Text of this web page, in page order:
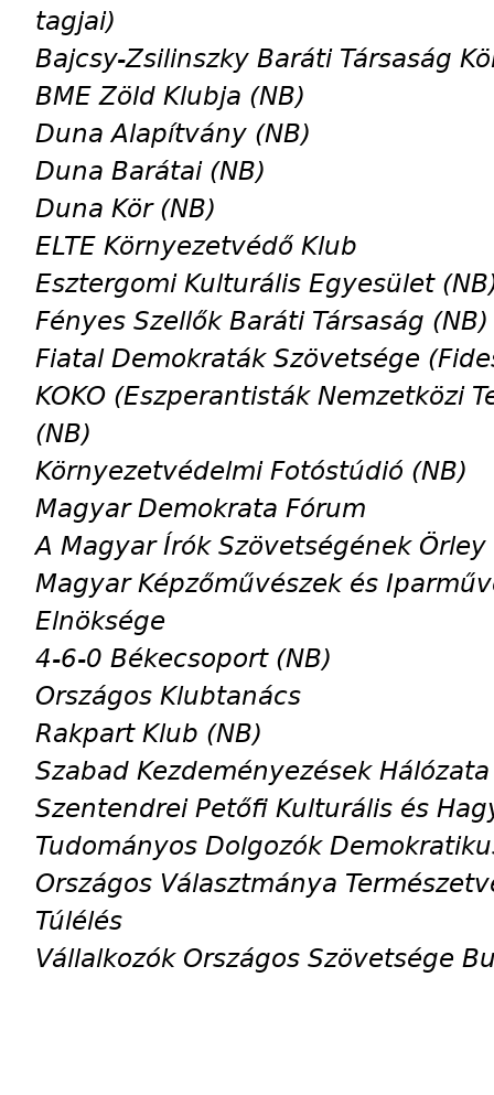
tagjai)
Bajcsy-Zsilinszky Baráti Társaság
BME Zöld Klubja (NB)
Duna Alapítvány (NB)
Duna Barátai (NB)
Duna Kör (NB)
ELTE Környezetvédő Klub
Esztergomi Kulturális Egyesület
Fényes Szellők Baráti Társaság (NB)
Fiatal Demokraták Szövetsége
KOKO (Eszperantisták Nemzetközi
(NB)
Környezetvédelmi Fotóstúdió (NB)
Magyar Demokrata Fórum
A Magyar Írók Szövetségének
Magyar Képzőművészek és
Elnöksége
4-6-0 Békecsoport (NB)
Országos Klubtanács
Rakpart Klub (NB)
Szabad Kezdeményezések Hálózata
Szentendrei Petőfi Kulturális és
Tudományos Dolgozók
Országos Választmánya
Túlélés
Vállalkozók Országos Szövetsége